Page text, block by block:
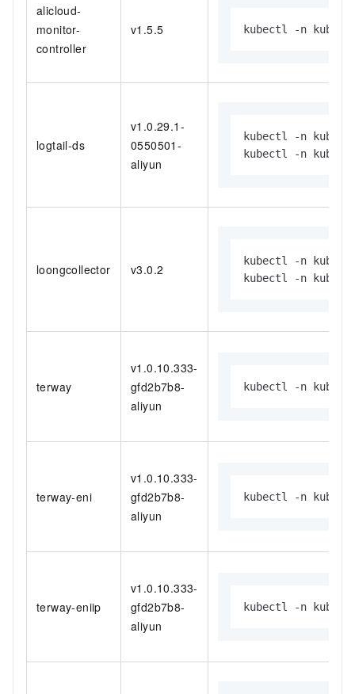
alicloud-
monitor-
controller
v1.5.5 kubectl -n kube-
logtail-ds
v1.0.29.1-
0550501-
aliyun
kubectl -n kube-
kubectl -n kube-
loongcollector v3.0.2
kubectl -n kube-
kubectl -n kube-
terway
v1.0.10.333-
gfd2b7b8-
aliyun
kubectl -n kube-
terway-eni
v1.0.10.333-
gfd2b7b8-
aliyun
kubectl -n kube-
terway-eniip
v1.0.10.333-
gfd2b7b8-
aliyun
kubectl -n kube-